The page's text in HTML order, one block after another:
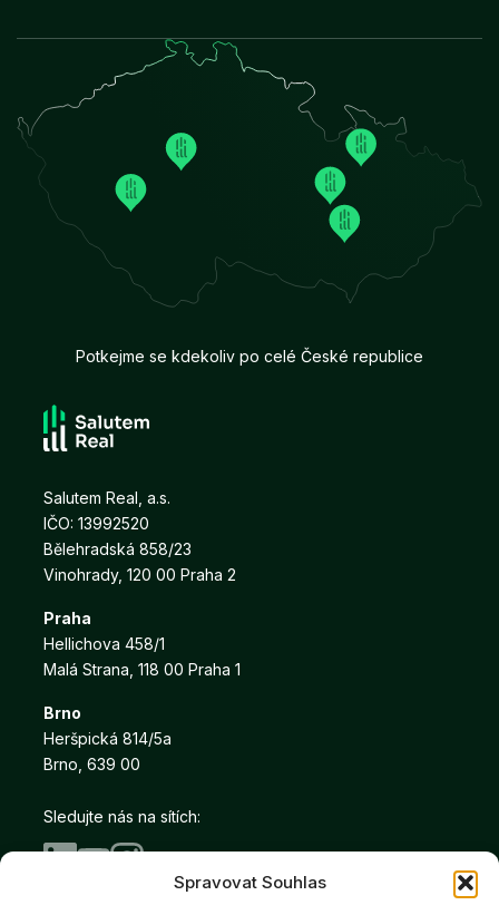
Spravovat Souhlas
Potkejme se kdekoliv po celé České republice
Salutem Real, a.s.
IČO: 13992520
Bělehradská 858/23
Vinohrady, 120 00 Praha 2
Praha
Hellichova 458/1
Malá Strana, 118 00 Praha 1
Brno
Heršpická 814/5a
Brno, 639 00
Sledujte nás na sítích: